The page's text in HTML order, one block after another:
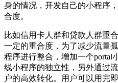
身的情况，开发自己的小程序
合度。
比如信用卡人群和贷款人群重
一定的重合度，为了减少流量
程序进行整合，增加一个portal
线小程序的独立性，另外通过
户的高效转化。用户可以用完